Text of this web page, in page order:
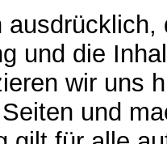
und die
wir uns
und